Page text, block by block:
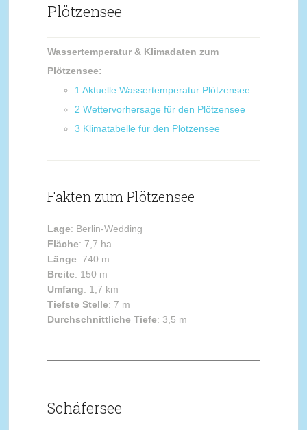
Plötzensee
Wassertemperatur & Klimadaten zum
Plötzensee:
1 Aktuelle Wassertemperatur Plötzensee
2 Wettervorhersage für den Plötzensee
3 Klimatabelle für den Plötzensee
Fakten zum Plötzensee
Lage: Berlin-Wedding
Fläche: 7,7 ha
Länge: 740 m
Breite: 150 m
Umfang: 1,7 km
Tiefste Stelle: 7 m
Durchschnittliche Tiefe: 3,5 m
Schäfersee